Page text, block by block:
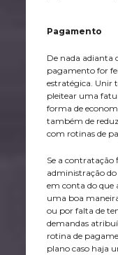
Pagamento
De nada adianta
pagamento for
estratégica. Unir
pleitear uma
forma de
também de
com rotinas de
Se a contratação
administração
em conta do que
uma boa
ou por falta de
demandas
rotina de
plano caso haja